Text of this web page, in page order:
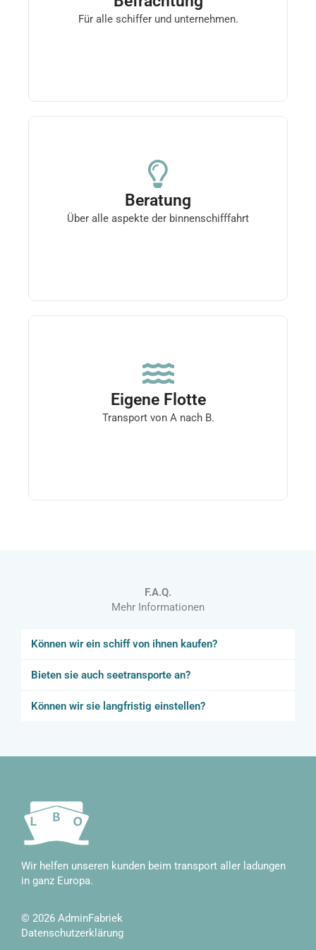
Für alle schiffer und unternehmen.
das material auf der binnenwasserstraße
transportieren möchte.
Beratung
Über alle aspekte der binnenschifffahrt
Beratung
Wir beraten sie zu schiffskäufen, routen,
reparaturen und allen anderen aspekten der
binnenschifffahrt
Eigene Flotte
Transport von A nach B.
Eigene Flotte
Wir verfügen über 2 eigene schiffe für den
transport von verschiedenen materialien.
F.A.Q.
Mehr Informationen
Können wir ein schiff von ihnen kaufen?
Bieten sie auch seetransporte an?
Können wir sie langfristig einstellen?
Wir helfen unseren kunden beim transport aller ladungen
in ganz Europa.
© 2026 AdminFabriek
Datenschutzerklärung